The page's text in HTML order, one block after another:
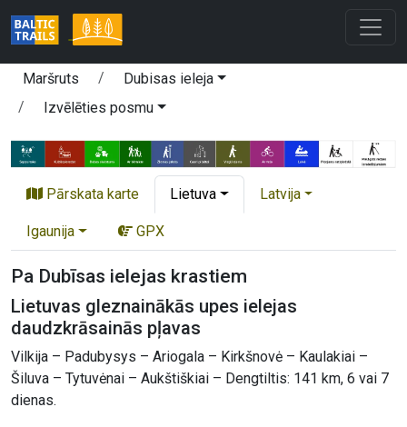
Maršruts
Dubisas ieleja
Izvēlēties posmu
Pārskata karte Lietuva Latvija
Igaunija GPX
Pa Dubīsas ielejas krastiem
Lietuvas gleznainākās upes ielejas
daudzkrāsainās pļavas
Vilkija – Padubysys – Ariogala – Kirkšnovė – Kaulakiai –
Šiluva – Tytuvėnai – Aukštiškiai – Dengtiltis: 141 km, 6 vai 7
dienas.